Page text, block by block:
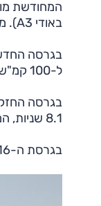
באודי A3). מנוע זה מצויד בשתי גרסאות ההספק במערך היברידי מתון (48 וולט) וצמודה לו תיבה דו-מצמדית עם 7 הילוכים.
ל-100 קמ"ש 9.9 שניות, המהירות המרבית 203 קמ"ש וצריכת הדלק 19.2 ק"מ/ל'.
8.1 שניות, המהירות המרבית 224 קמ"ש וצריכת הדלק 18.5 ק"מ/ל'.
בגרסת ה-116 כ"ס מתלה אחורי במבנה קורת מתח ובחזקה יותר מתלה רב-חיבורי.